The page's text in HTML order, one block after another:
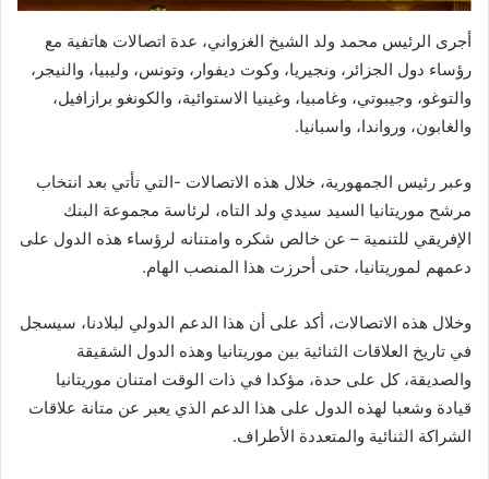
أجرى الرئيس محمد ولد الشيخ الغزواني، عدة اتصالات هاتفية مع
رؤساء دول ⁠الجزائر، ونجيريا، وكوت ديفوار، وتونس، وليبيا، والنيجر،
والتوغو، وجيبوتي، وغامبيا، وغينيا الاستوائية، والكونغو برازافيل،
والغابون، ورواندا، واسبانيا.
وعبر رئيس الجمهورية، خلال هذه الاتصالات -التي تأتي بعد انتخاب
مرشح موريتانيا السيد سيدي ولد التاه، لرئاسة مجموعة البنك
الإفريقي للتنمية – عن خالص شكره وامتنانه لرؤساء هذه الدول على
دعمهم لموريتانيا، حتى أحرزت هذا المنصب الهام.
وخلال هذه الاتصالات، أكد على أن هذا الدعم الدولي لبلادنا، سيسجل
في تاريخ العلاقات الثنائية بين موريتانيا وهذه الدول الشقيقة
والصديقة، كل على حدة، مؤكدا في ذات الوقت امتنان موريتانيا
قيادة وشعبا لهذه الدول على هذا الدعم الذي يعبر عن متانة علاقات
الشراكة الثنائية والمتعددة الأطراف.